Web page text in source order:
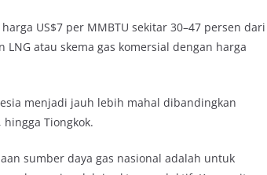
US$7 per MMBTU sekitar 30–47 persen dari
atau skema gas komersial dengan harga
menjadi jauh lebih mahal dibandingkan
Tiongkok.
sumber daya gas nasional adalah untuk